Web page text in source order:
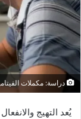
دراسة: مكملات
يُعد التهيج